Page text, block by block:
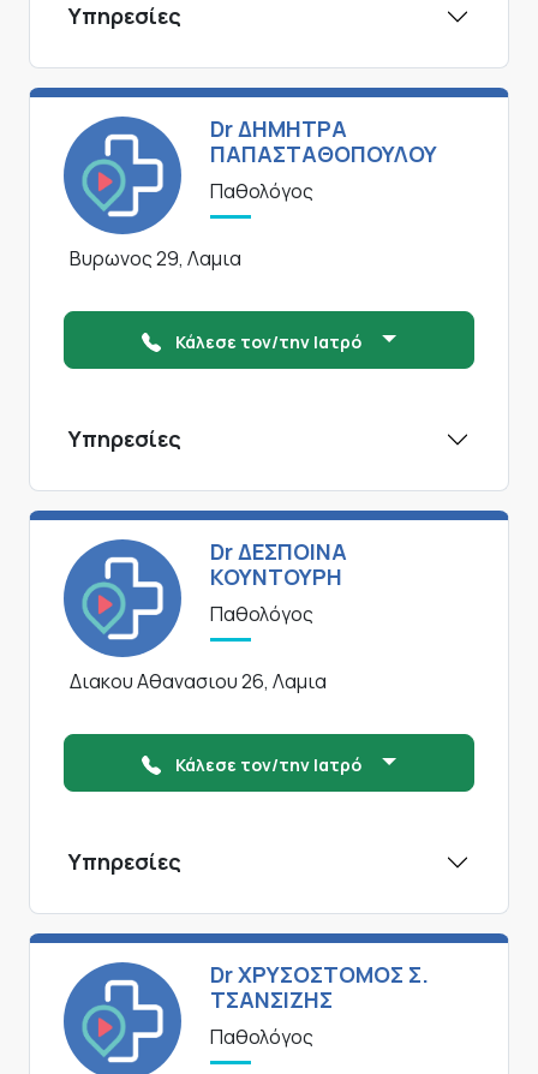
Υπηρεσίες
Dr ΔΗΜΗΤΡΑ
ΠΑΠΑΣΤΑΘΟΠΟΥΛΟΥ
Παθολόγος
Βυρωνος 29, Λαμια
Κάλεσε τον/την Ιατρό
Υπηρεσίες
Dr ΔΕΣΠΟΙΝΑ
ΚΟΥΝΤΟΥΡΗ
Παθολόγος
Διακου Αθανασιου 26, Λαμια
Κάλεσε τον/την Ιατρό
Υπηρεσίες
Dr ΧΡΥΣΟΣΤΟΜΟΣ Σ.
ΤΣΑΝΣΙΖΗΣ
Παθολόγος